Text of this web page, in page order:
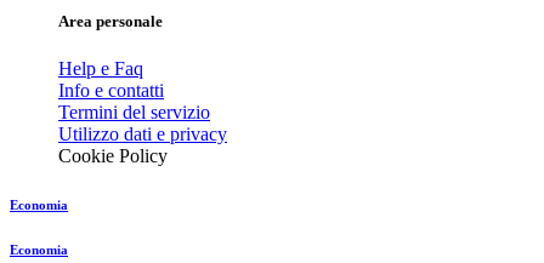
Area personale
Help e Faq
Info e contatti
Termini del servizio
Utilizzo dati e privacy
Cookie Policy
Economia
Economia